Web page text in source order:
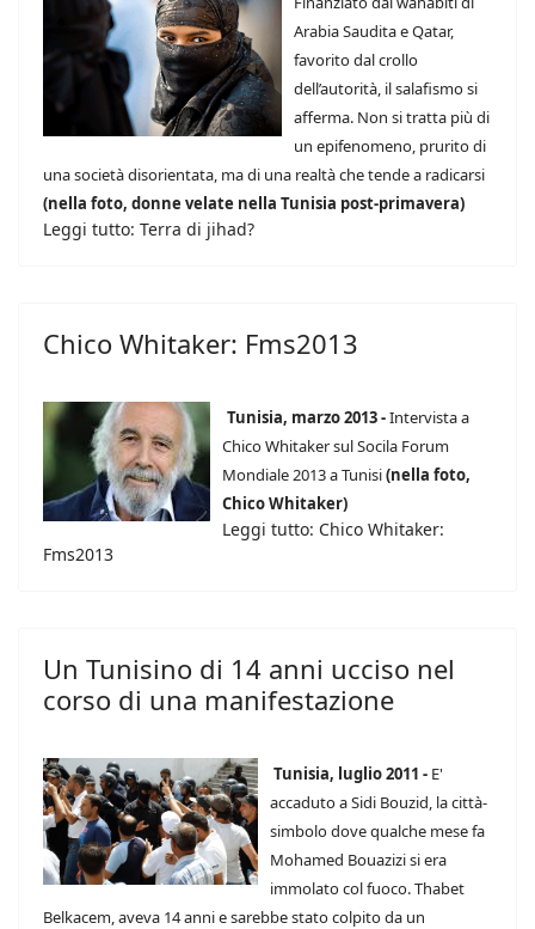
Arabia Saudita e Qatar,
favorito dal crollo
dell’autorità, il salafismo si
afferma. Non si tratta più di
un epifenomeno, prurito di
una società disorientata, ma di una realtà che tende a radicarsi
(nella foto, donne velate nella Tunisia post-primavera)
Leggi tutto: Terra di jihad?
Chico Whitaker: Fms2013
Tunisia, marzo 2013 -Intervista a
Chico Whitaker sul Socila Forum
Mondiale 2013 a Tunisi(nella foto,
Chico Whitaker)
Leggi tutto: Chico Whitaker:
Fms2013
Un Tunisino di 14 anni ucciso nel
corso di una manifestazione
Tunisia, luglio 2011 - E'
accaduto a Sidi Bouzid, la città-
simbolo dove qualche mese fa
Mohamed Bouazizi si era
immolato col fuoco. Thabet
Belkacem, aveva 14 anni e sarebbe stato colpito da un